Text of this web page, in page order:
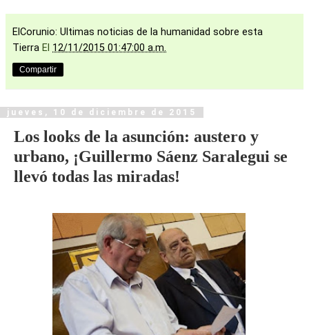
ElCorunio: Ultimas noticias de la humanidad sobre esta
Tierra El 12/11/2015 01:47:00 a.m.
Compartir
jueves, 10 de diciembre de 2015
Los looks de la asunción: austero y
urbano, ¡Guillermo Sáenz Saralegui se
llevó todas las miradas!